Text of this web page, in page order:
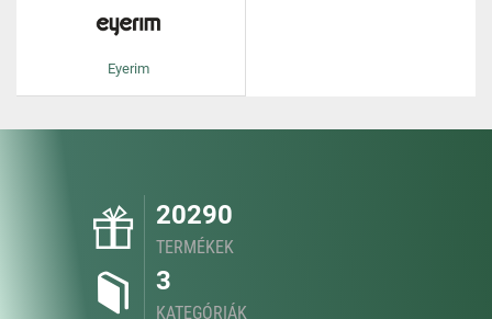
Eyerim
20290
TERMÉKEK
3
KATEGÓRIÁK